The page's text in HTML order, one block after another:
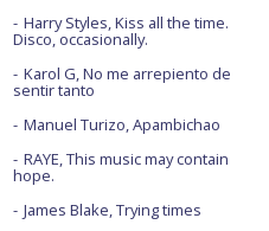
Harry Styles, Kiss all the time.
Disco, occasionally.
Karol G, No me arrepiento de
sentir tanto
Manuel Turizo, Apambichao
RAYE, This music may contain
hope.
James Blake, Trying times